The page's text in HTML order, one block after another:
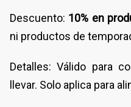
Descuento: 10% en
ni productos de
Detalles: Válido para
llevar. Solo aplica para